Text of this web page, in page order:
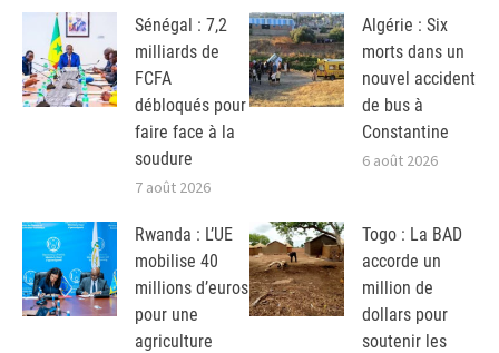
Sénégal : 7,2
milliards de
FCFA
débloqués pour
faire face à la
soudure
7 août 2026
Algérie : Six
morts dans un
nouvel accident
de bus à
Constantine
6 août 2026
Rwanda : L’UE
mobilise 40
millions d’euros
pour une
agriculture
Togo : La BAD
accorde un
million de
dollars pour
soutenir les